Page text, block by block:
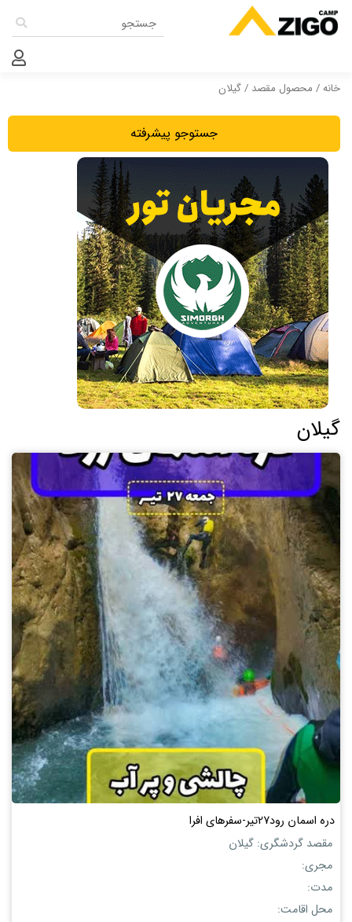
خانه/ محصول مقصد / گیلان
جستوجو پیشرفته
گیلان
دره اسمان رود27تیر-سفرهای افرا
مقصد گردشگری: گیلان
مجری:
مدت:
محل اقامت: